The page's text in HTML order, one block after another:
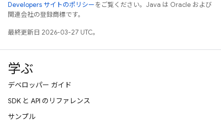
Developers サイトのポリシーをご覧ください。Java は Oracle および
関連会社の登録商標です。
最終更新日 2026-03-27 UTC。
学ぶ
デベロッパー ガイド
SDK と API のリファレンス
サンプル